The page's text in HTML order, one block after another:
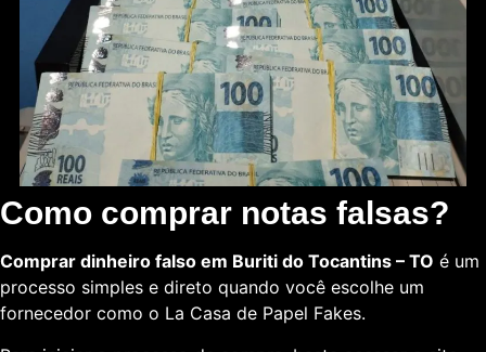
Como comprar notas falsas?
Comprar dinheiro falso em Buriti do Tocantins – TO é um
processo simples e direto quando você escolhe um
fornecedor como o La Casa de Papel Fakes.